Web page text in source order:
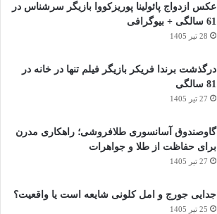
عکس ازدواج پائولینا پوریزکووا بازیگر سرشناس در
61 سالگی + بیوگرافی
28 تیر 1405
درگذشت برندا فریکر بازیگر فیلم تنها در خانه در
81 سالگی
27 تیر 1405
گاوصندوق آسانسوری طلافروشی؛ راهکاری مدرن
برای حفاظت از طلا و جواهرات
27 تیر 1405
جدایی جورج و امل کلونی شایعه است یا واقعیت؟
25 تیر 1405